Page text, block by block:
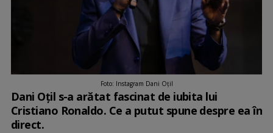
Foto: Instagram Dani Oțil
Dani Oțil s-a arătat fascinat de iubita lui
Cristiano Ronaldo. Ce a putut spune despre ea în
direct.